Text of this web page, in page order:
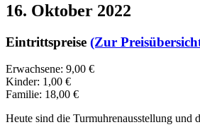
16. Oktober 2022
Eintrittspreise (Zur
Erwachsene: 9,00 €
Kinder: 1,00 €
Familie: 18,00 €
Heute sind die Turmuhrenausstellung und